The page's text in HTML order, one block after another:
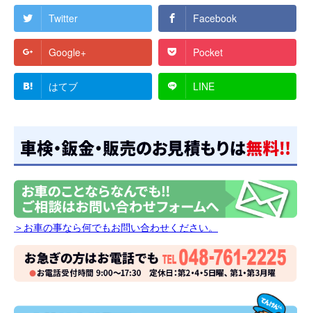
Twitter Facebook
Google+ Pocket
はてブ LINE
＞お車の事なら何でもお問い合わせください。